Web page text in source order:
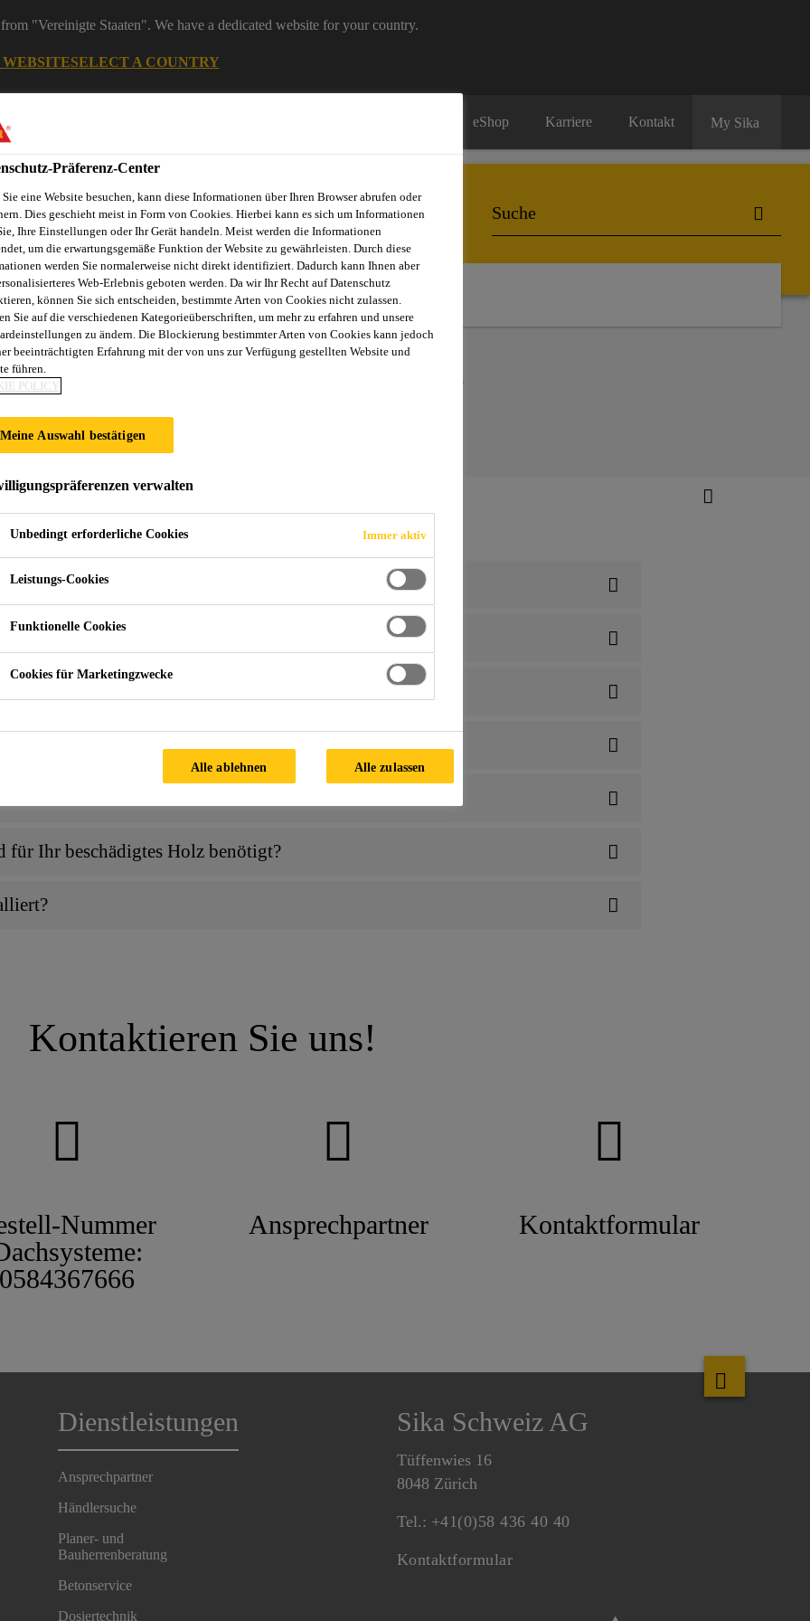
"Vereinigte Staaten". We have a dedicated website for your country.
SELECT A COUNTRY
eShop Karriere Kontakt My Sika
Über Marine
FRAGEN
in ein Boot?
auf einem Boot?
zu ersetzen?
für Ihr beschädigtes Holz benötigt?
Kontaktieren Sie uns!
Nummer
0584367666
Ansprechpartner Kontaktformular
Dienstleistungen
Ansprechpartner
Händlersuche
Planer- und
Bauherrenberatung
Betonservice
Dosiertechnik
Sika Schweiz AG
Tüffenwies 16
8048 Zürich
Tel.: +41(0)58 436 40 40
Kontaktformular
Präferenz-Center
Sie eine Website besuchen, kann diese Informationen über Ihren Browser abrufen oder
Dies geschieht meist in Form von Cookies. Hierbei kann es sich um Informationen
Ihre Einstellungen oder Ihr Gerät handeln. Meist werden die Informationen
um die erwartungsgemäße Funktion der Website zu gewährleisten. Durch diese
werden Sie normalerweise nicht direkt identifiziert. Dadurch kann Ihnen aber
Web-Erlebnis geboten werden. Da wir Ihr Recht auf Datenschutz
können Sie sich entscheiden, bestimmte Arten von Cookies nicht zulassen.
Sie auf die verschiedenen Kategorieüberschriften, um mehr zu erfahren und unsere
zu ändern. Die Blockierung bestimmter Arten von Cookies kann jedoch
beeinträchtigten Erfahrung mit der von uns zur Verfügung gestellten Website und
führen.
POLICY
Meine Auswahl bestätigen
verwalten
Unbedingt erforderliche Cookies Immer aktiv
Leistungs-Cookies
Funktionelle Cookies
Cookies für Marketingzwecke
Alle ablehnen Alle zulassen